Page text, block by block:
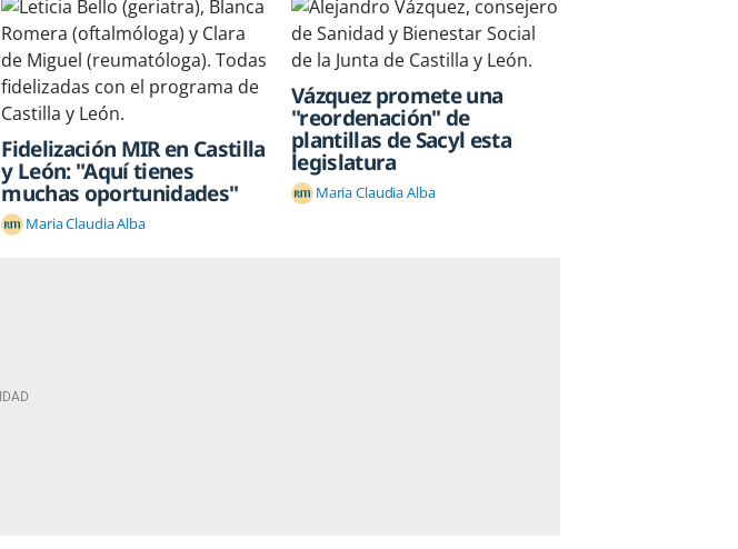
Fidelización MIR en Castilla
y León: "Aquí tienes
muchas oportunidades"
Maria Claudia Alba
Vázquez promete una
"reordenación" de
plantillas de Sacyl esta
legislatura
Maria Claudia Alba